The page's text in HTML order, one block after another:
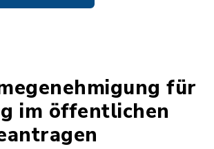
für
im öffentlichen